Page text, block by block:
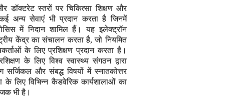
डॉक्टरेट स्तरों पर चिकित्सा शिक्षण और
अन्य सेवाएं भी प्रदान करता है जिनमें
में निदान शामिल हैं। यह इलेक्ट्रॉन
केंद्र का संचालन करता है, जो नियमित
के लिए प्रशिक्षण प्रदान करता है।
के लिए विश्व स्वास्थ्य संगठन द्वारा
सर्जिकल और संबद्ध विषयों में स्नातकोत्तर
के लिए विभिन्न कैडवेरिक कार्यशालाओं का
भी है।